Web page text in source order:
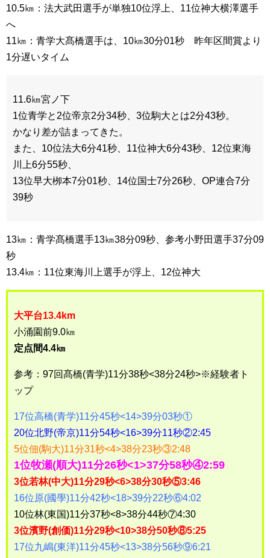
10.5㎞：法大武田選手が単独10位浮上、11位神大横澤選手
へ
11㎞：青学大髙橋選手は、10㎞30分01秒 昨年区間賞より
1分遅いタイム
11.6㎞宮ノ下
1位青学と2位帝京2分34秒、3位駒大とは2分43秒。
かなり差が詰まってきた。
また、10位法大6分41秒、11位神大6分43秒、12位東海
川上6分55秒、
13位早大栁本7分01秒、14位国士7分26秒、OP連合7分
39秒
13㎞：青学髙橋選手13㎞38分09秒、参考小野田選手37分09
秒
13.4㎞：11位東海川上選手が浮上、12位神大
大平台13.4km
小涌園前9.0㎞
定点間4.4㎞
参考：97回髙橋(青学)11分38秒<38分24秒>※経験者ト
ップ
17位高橋(青学)11分45秒<14>39分03秒①
20位北野(帝京)11分54秒<16>39分11秒②2:45
5位佃(駒大)11分31秒<4>38分23秒③2:48
1位牧瀬(順大)11分26秒<1>37分58秒④2:59
3位若林(中大)11分29秒<6>38分30秒⑤3:46
16位原(國學)11分42秒<18>39分22秒⑥4:02
10位林(東国)11分37秒<8>38分44秒⑦4:30
3位濱野(創価)11分29秒<10>38分50秒⑧5:25
17位九嶋(東洋)11分45秒<13>38分56秒⑨6:21